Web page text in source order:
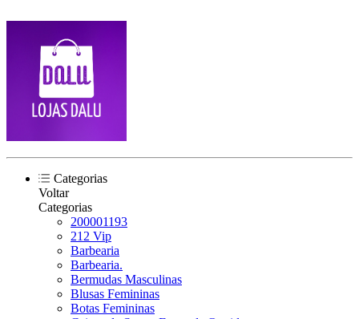
Categorias
Voltar
Categorias
200001193
212 Vip
Barbearia
Barbearia.
Bermudas Masculinas
Blusas Femininas
Botas Femininas